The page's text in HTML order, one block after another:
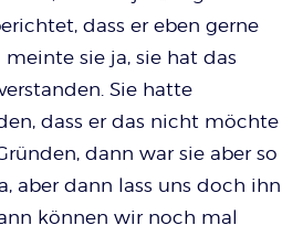
dass er eben gerne
sie ja, sie hat das
Sie hatte
dass er das nicht möchte
dann war sie aber so
aber dann lass uns doch ihn
können wir noch mal